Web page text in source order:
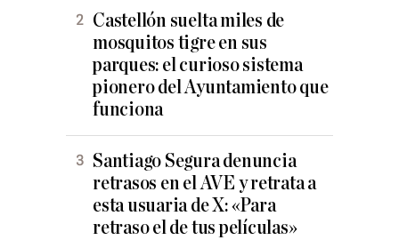
Castellón suelta miles de
mosquitos tigre en sus
parques: el curioso sistema
pionero del Ayuntamiento que
funciona
Santiago Segura denuncia
retrasos en el AVE y retrata a
esta usuaria de X: «Para
retraso el de tus películas»